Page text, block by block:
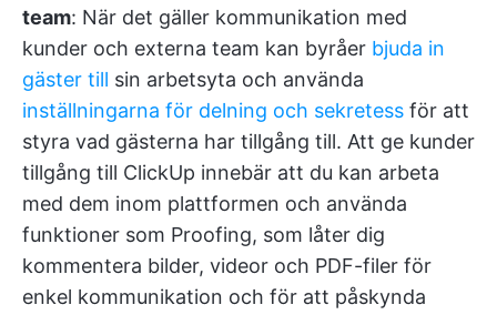
team: När det gäller kommunikation med
kunder och externa team kan byråer bjuda in
gäster till sin arbetsyta och använda
inställningarna för delning och sekretess för att
styra vad gästerna har tillgång till. Att ge kunder
tillgång till ClickUp innebär att du kan arbeta
med dem inom plattformen och använda
funktioner som Proofing, som låter dig
kommentera bilder, videor och PDF-filer för
enkel kommunikation och för att påskynda